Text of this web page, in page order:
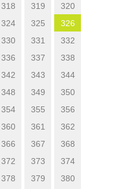
318 319
320
324 325
326
330 331
332
336 337
338
342 343
344
348 349
350
354 355
356
360 361
362
366 367
368
372 373
374
378 379 380